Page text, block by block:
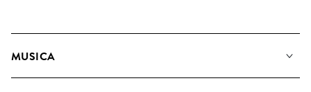
MUSICA